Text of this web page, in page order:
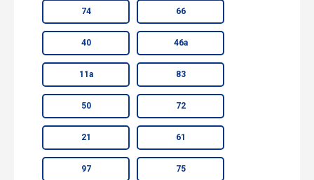
74 66
40 46а
11а 83
50 72
21 61
97 75